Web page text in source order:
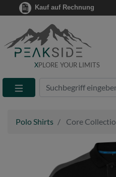
Kauf auf Rechnung
XPLORE YOUR LIMITS
Suche
Eingabefeld
Polo Shirts Core